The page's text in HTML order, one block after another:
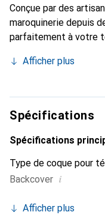
Conçue par des
maroquinerie depuis
parfaitement à votre
devient l'accessoire
produits de haute
sûr pour une clientèle
Afficher plus
Spécifications
Spécifications
Type de coque pour
Backcover i
Afficher plus